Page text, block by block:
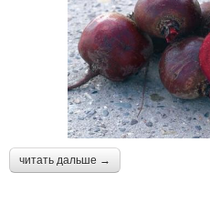
читать дальше →